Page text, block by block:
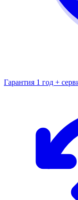
Гарантия 1 год +